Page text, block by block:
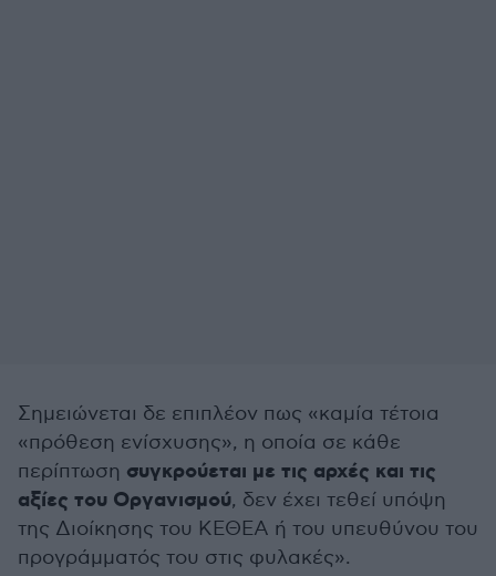
Σημειώνεται δε επιπλέον πως «καμία τέτοια
«πρόθεση ενίσχυσης», η οποία σε κάθε
περίπτωση συγκρούεται με τις αρχές και τις
αξίες του Οργανισμού, δεν έχει τεθεί υπόψη
της Διοίκησης του ΚΕΘΕΑ ή του υπευθύνου του
προγράμματός του στις φυλακές».